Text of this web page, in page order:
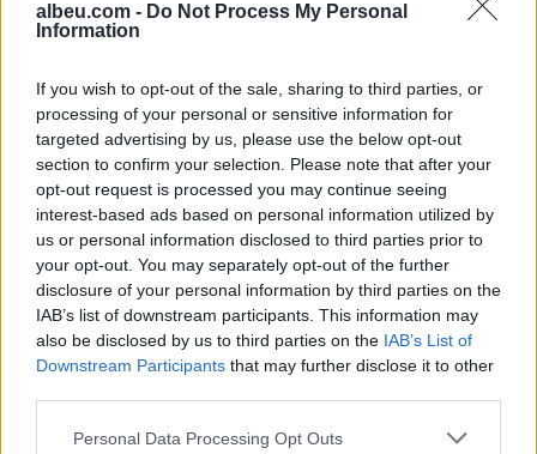
albeu.com - Do Not Process My Personal
Information
If you wish to opt-out of the sale, sharing to third parties, or
processing of your personal or sensitive information for
targeted advertising by us, please use the below opt-out
section to confirm your selection. Please note that after your
opt-out request is processed you may continue seeing
interest-based ads based on personal information utilized by
us or personal information disclosed to third parties prior to
your opt-out. You may separately opt-out of the further
disclosure of your personal information by third parties on the
IAB’s list of downstream participants. This information may
also be disclosed by us to third parties on the IAB’s List of
Downstream Participants that may further disclose it to other
Personal Data Processing Opt Outs
Mourinho: Nuk e mendoja se
do të ishte kështu
Arrestohet 73-vjeçari në Krujë,
ndezi zjarr për të djegur barin
dhe flakët u përhapën drejt
malit